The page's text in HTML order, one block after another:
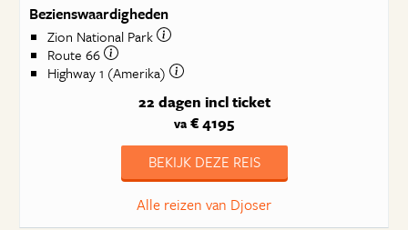
Bezienswaardigheden
Zion National Park
Route 66
Highway 1 (Amerika)
22 dagen incl ticket
va € 4195
BEKIJK DEZE REIS
Alle reizen van Djoser